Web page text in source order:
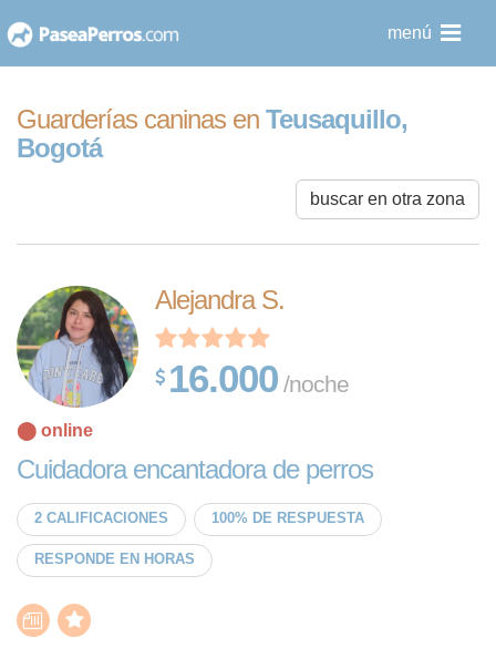
al
menú
Guarderías caninas en Teusaquillo,
Bogotá
buscar en otra zona
Alejandra S.
16.000 /noche
⬤ online
Cuidadora encantadora de perros
2 CALIFICACIONES 100% DE RESPUESTA
RESPONDE EN HORAS